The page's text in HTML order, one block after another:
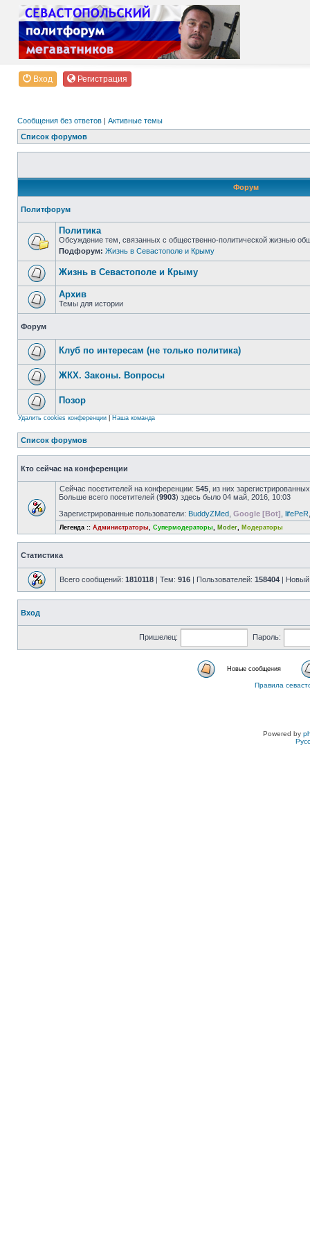
Вход Регистрация
Сообщения без ответов | Активные темы
Список форумов
Форум
Политфорум
Политика
Обсуждение тем, связанных с общественно-политической жизнью
Подфорум: Жизнь в Севастополе и Крыму
Жизнь в Севастополе и Крыму
Архив
Темы для истории
Форум
Клуб по интересам (не только политика)
ЖКХ. Законы. Вопросы
Позор
Удалить cookies конференции Наша команда
Список форумов
Кто сейчас на конференции
Сейчас посетителей на конференции: 545 , из них
Больше всего посетителей (9903) здесь было 04 май, 2016, 10:03
Зарегистрированные пользователи: BuddyZMed Google [Bot] lifePeR
Легенда :: Администраторы, Супермодераторы, Moder, Модераторы
Статистика
Всего сообщений: 1810118 | Тем: 916 | Пользователей: 158404 | Новый
Вход
Пришелец: Пароль:
Новые сообщения
Правила
Powered by